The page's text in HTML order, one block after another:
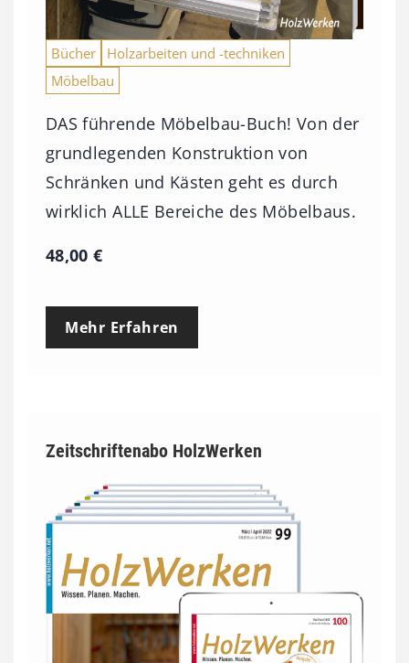
Bücher
Holzarbeiten und -techniken
Möbelbau
DAS führende Möbelbau-Buch! Von der
grundlegenden Konstruktion von
Schränken und Kästen geht es durch
wirklich ALLE Bereiche des Möbelbaus.
48,00€
Mehr Erfahren
Zeitschriftenabo HolzWerken